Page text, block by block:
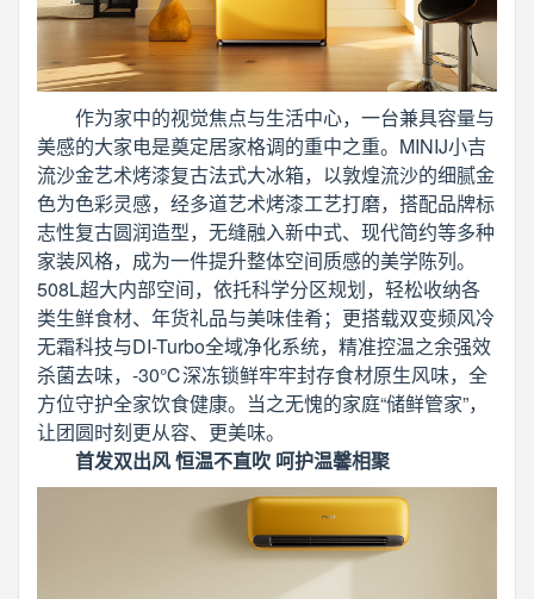
作为家中的视觉焦点与生活中心，一台兼具容量与
美感的大家电是奠定居家格调的重中之重。MINIJ小吉
流沙金艺术烤漆复古法式大冰箱，以敦煌流沙的细腻金
色为色彩灵感，经多道艺术烤漆工艺打磨，搭配品牌标
志性复古圆润造型，无缝融入新中式、现代简约等多种
家装风格，成为一件提升整体空间质感的美学陈列。
508L超大内部空间，依托科学分区规划，轻松收纳各
类生鲜食材、年货礼品与美味佳肴；更搭载双变频风冷
无霜科技与DI-Turbo全域净化系统，精准控温之余强效
杀菌去味，-30℃深冻锁鲜牢牢封存食材原生风味，全
方位守护全家饮食健康。当之无愧的家庭“储鲜管家”，
让团圆时刻更从容、更美味。
首发双出风 恒温不直吹 呵护温馨相聚